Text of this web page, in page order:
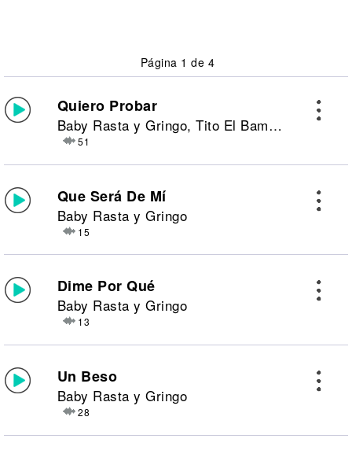
Página 1 de 4
Quiero Probar
Baby Rasta y Gringo, Tito El Bambino
51
Que Será De Mí
Baby Rasta y Gringo
15
Dime Por Qué
Baby Rasta y Gringo
13
Un Beso
Baby Rasta y Gringo
28